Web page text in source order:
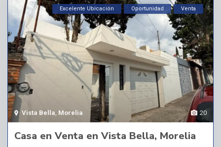
20
Vista Bella Morelia
Excelente Ubicación Oportunidad Venta
Casa en Venta en Vista Bella, Morelia